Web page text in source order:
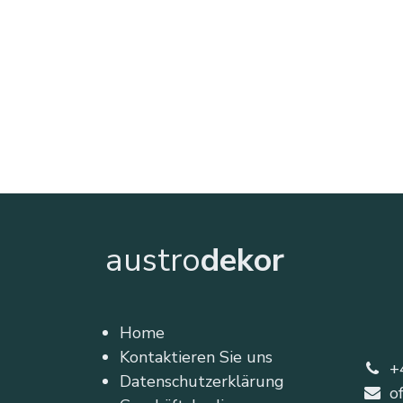
austrodekor
Home
Kontaktieren Sie uns
Datenschutzerklärung